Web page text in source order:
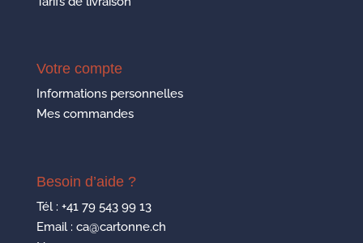
Votre compte
Informations personnelles
Mes commandes
Besoin d’aide ?
Tél : +41 79 543 99 13
Email : ca@cartonne.ch